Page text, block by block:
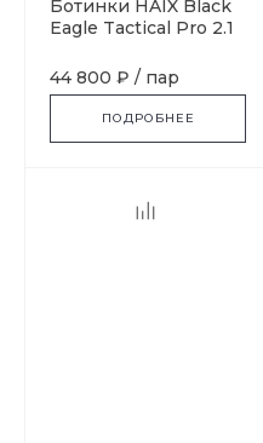
Ботинки HAIX Black
Eagle Tactical Pro 2.1
44 800 ₽ / пар
ПОДРОБНЕЕ